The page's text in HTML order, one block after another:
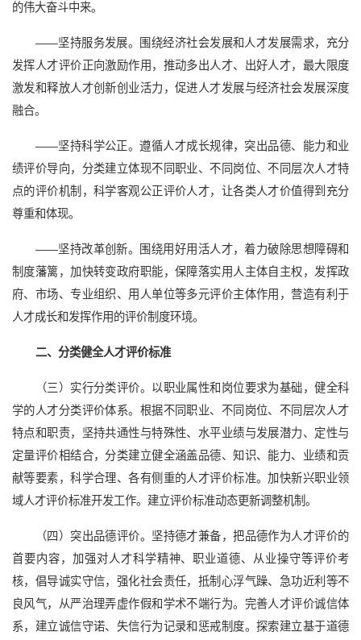
的伟大奋斗中来。
——坚持服务发展。围绕经济社会发展和人才发展需求，充分
发挥人才评价正向激励作用，推动多出人才、出好人才，最大限度
激发和释放人才创新创业活力，促进人才发展与经济社会发展深度
融合。
——坚持科学公正。遵循人才成长规律，突出品德、能力和业
绩评价导向，分类建立体现不同职业、不同岗位、不同层次人才特
点的评价机制，科学客观公正评价人才，让各类人才价值得到充分
尊重和体现。
——坚持改革创新。围绕用好用活人才，着力破除思想障碍和
制度藩篱，加快转变政府职能，保障落实用人主体自主权，发挥政
府、市场、专业组织、用人单位等多元评价主体作用，营造有利于
人才成长和发挥作用的评价制度环境。
二、分类健全人才评价标准
（三）实行分类评价。以职业属性和岗位要求为基础，健全科
学的人才分类评价体系。根据不同职业、不同岗位、不同层次人才
特点和职责，坚持共通性与特殊性、水平业绩与发展潜力、定性与
定量评价相结合，分类建立健全涵盖品德、知识、能力、业绩和贡
献等要素，科学合理、各有侧重的人才评价标准。加快新兴职业领
域人才评价标准开发工作。建立评价标准动态更新调整机制。
（四）突出品德评价。坚持德才兼备，把品德作为人才评价的
首要内容，加强对人才科学精神、职业道德、从业操守等评价考
核，倡导诚实守信，强化社会责任，抵制心浮气躁、急功近利等不
良风气，从严治理弄虚作假和学术不端行为。完善人才评价诚信体
系，建立诚信守诺、失信行为记录和惩戒制度。探索建立基于道德